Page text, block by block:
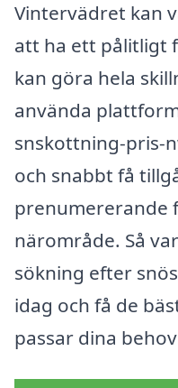
Vintervädret kan
att ha ett pålitligt
kan göra hela
använda
snskottning-pris-
och snabbt få
prenumererande
närområde. Så
sökning efter
idag och få de
passar dina